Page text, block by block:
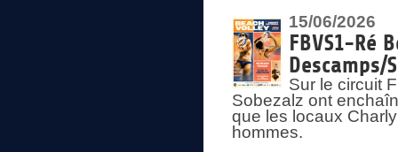
15/06/2026
FBVS1-Ré
Descamps/
Sur le circuit
Sobezalz ont
que les locaux
hommes.